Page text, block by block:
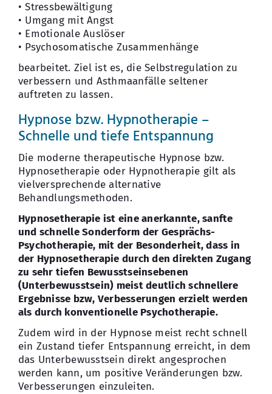
• Stressbewältigung
• Umgang mit Angst
• Emotionale Auslöser
• Psychosomatische Zusammenhänge
bearbeitet. Ziel ist es, die Selbstregulation zu
verbessern und Asthmaanfälle seltener
auftreten zu lassen.
Hypnose bzw. Hypnotherapie –
Schnelle und tiefe Entspannung
Die moderne therapeutische Hypnose bzw.
Hypnosetherapie oder Hypnotherapie gilt als
vielversprechende alternative
Behandlungsmethoden.
Hypnosetherapie ist eine anerkannte, sanfte
und schnelle Sonderform der Gesprächs-
Psychotherapie, mit der Besonderheit, dass in
der Hypnosetherapie durch den direkten Zugang
zu sehr tiefen Bewusstseinsebenen
(Unterbewusstsein) meist deutlich schnellere
Ergebnisse bzw, Verbesserungen erzielt werden
als durch konventionelle Psychotherapie.
Zudem wird in der Hypnose meist recht schnell
ein Zustand tiefer Entspannung erreicht, in dem
das Unterbewusstsein direkt angesprochen
werden kann, um positive Veränderungen bzw.
Verbesserungen einzuleiten.